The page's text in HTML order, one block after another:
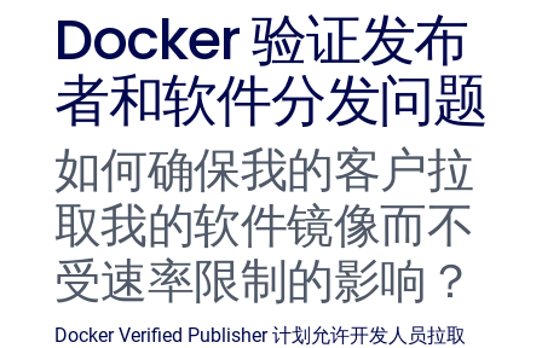
Docker 验证发布
者和软件分发问题
如何确保我的客户拉
取我的软件镜像而不
受速率限制的影响？
Docker Verified Publisher 计划允许开发人员拉取